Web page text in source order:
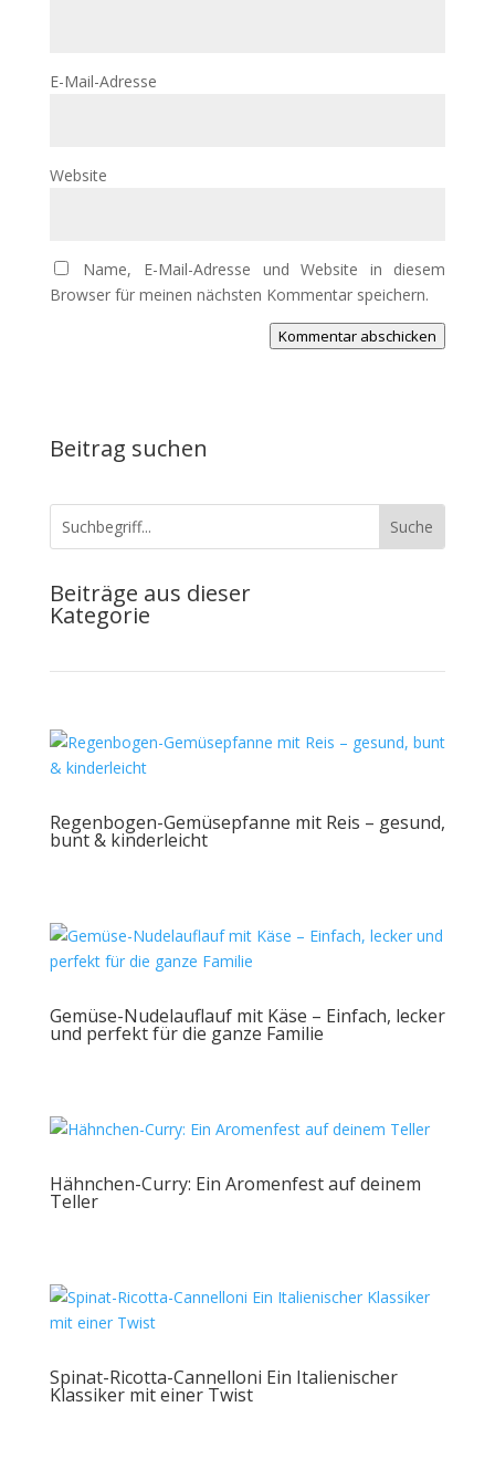
E-Mail-Adresse
Website
Name, E-Mail-Adresse und Website in diesem
Browser für meinen nächsten Kommentar speichern.
Kommentar abschicken
Beitrag suchen
Beiträge aus dieser
Kategorie
Regenbogen-Gemüsepfanne mit Reis – gesund,
bunt & kinderleicht
Gemüse-Nudelauflauf mit Käse – Einfach, lecker
und perfekt für die ganze Familie
Hähnchen-Curry: Ein Aromenfest auf deinem
Teller
Spinat-Ricotta-Cannelloni Ein Italienischer
Klassiker mit einer Twist